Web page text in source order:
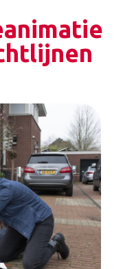
vast en deelt
als doel het
en het
reanimatie bij
zijn